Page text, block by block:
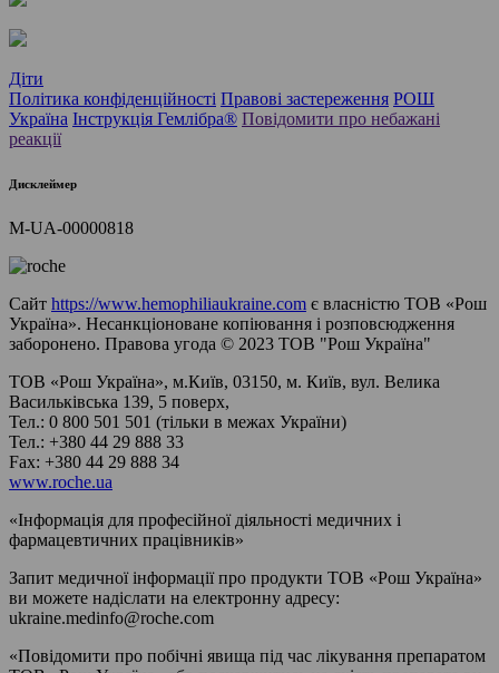
Діти
Політика конфіденційності Правові застереження РОШ
Україна Інструкція Гемлібра® Повідомити про небажані
реакції
Дисклеймер
M-UA-00000818
Сайт https://www.hemophiliaukraine.com є власністю ТОВ «Рош
Україна». Несанкціоноване копіювання і розповсюдження
заборонено. Правова угода © 2023 ТОВ "Рош Україна"
ТОВ «Рош Україна», м.Київ, 03150, м. Київ, вул. Велика
Васильківська 139, 5 поверх,
Тел.: 0 800 501 501 (тільки в межах України)
Тел.: +380 44 29 888 33
Fax: +380 44 29 888 34
www.roche.ua
«Інформація для професійної діяльності медичних і
фармацевтичних працівників»
Запит медичної інформації про продукти ТОВ «Рош Україна»
ви можете надіслати на електронну адресу:
ukraine.medinfo@roche.com
«Повідомити про побічні явища під час лікування препаратом